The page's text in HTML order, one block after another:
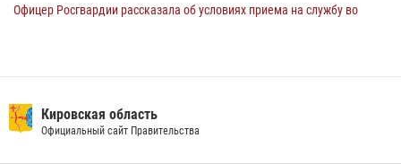
Офицер Росгвардии рассказала об условиях приема на службу во
находящегося в розыске
24 июля 2026, 09:01
Кировская область
Официальный сайт Правительства